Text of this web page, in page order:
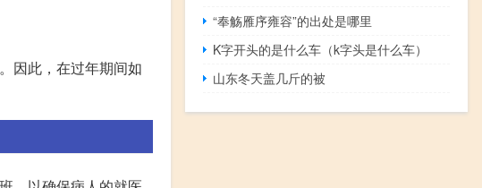
因此，在过年期间如
“奉觞雁序雍容”的出处是哪里
K字开头的是什么车（k字头是什么车）
山东冬天盖几斤的被